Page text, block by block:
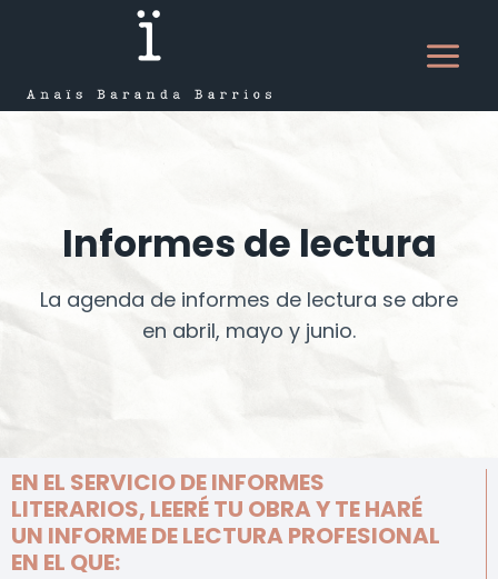
Informes de lectura
La agenda de informes de lectura se abre
en abril, mayo y junio.
EN EL SERVICIO DE INFORMES
LITERARIOS, LEERÉ TU OBRA Y TE HARÉ
UN INFORME DE LECTURA PROFESIONAL
EN EL QUE: